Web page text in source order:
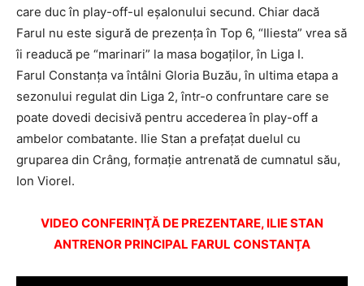
care duc în play-off-ul eşalonului secund. Chiar dacă
Farul nu este sigură de prezenţa în Top 6, “Iliesta” vrea să
îi readucă pe “marinari” la masa bogaţilor, în Liga I.
Farul Constanţa va întâlni Gloria Buzău, în ultima etapa a
sezonului regulat din Liga 2, într-o confruntare care se
poate dovedi decisivă pentru accederea în play-off a
ambelor combatante. Ilie Stan a prefaţat duelul cu
gruparea din Crâng, formaţie antrenată de cumnatul său,
Ion Viorel.
VIDEO CONFERINŢĂ DE PREZENTARE, ILIE STAN
ANTRENOR PRINCIPAL FARUL CONSTANŢA